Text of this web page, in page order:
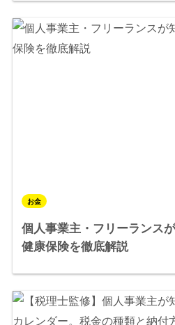
お金
個人事業主・フリーランス
健康保険を徹底解説